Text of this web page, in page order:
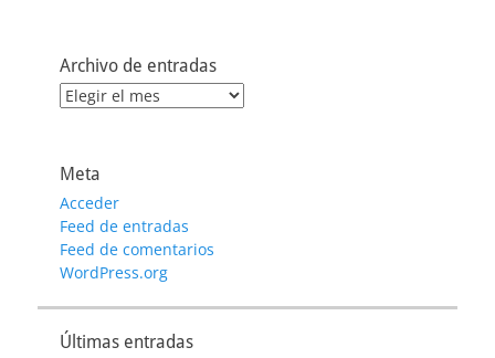
Archivo de entradas
Archivo
Meta
Acceder
Feed de entradas
Feed de comentarios
WordPress.org
Últimas entradas